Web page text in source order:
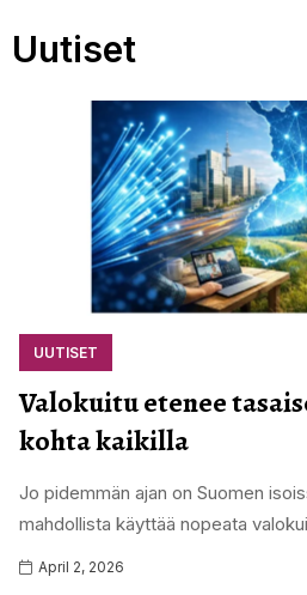
Uutiset
UUTISET
Valokuitu etenee
kohta kaikilla
Jo pidemmän ajan on Suomen
mahdollista käyttää nopeata
April 2, 2026